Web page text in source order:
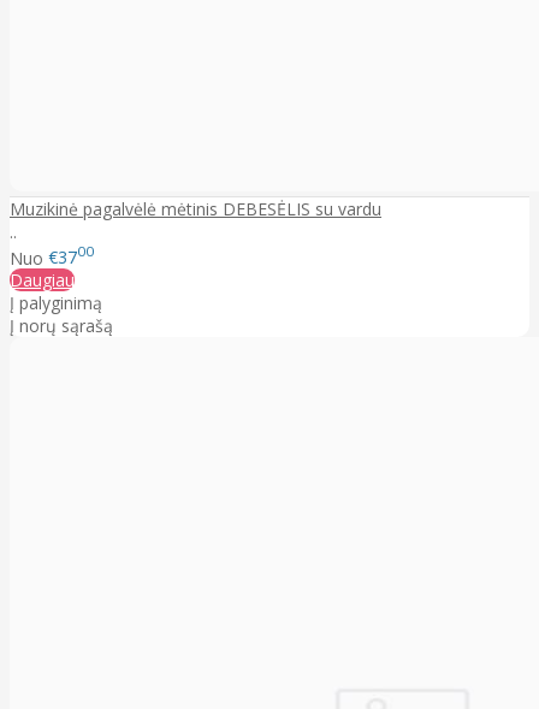
Muzikinė pagalvėlė mėtinis DEBESĖLIS su vardu
..
Nuo €3700
Daugiau
Į palyginimą
Į norų sąrašą